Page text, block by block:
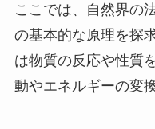
ここでは、自然界の
の基本的な原理を探
は物質の反応や性質
動やエネルギーの変